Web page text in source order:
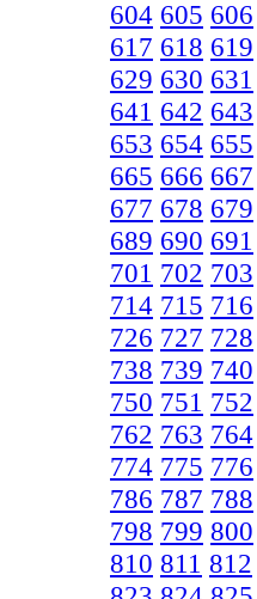
604 605 606
617 618 619
629 630 631
641 642 643
653 654 655
665 666 667
677 678 679
689 690 691
701 702 703
714 715 716
726 727 728
738 739 740
750 751 752
762 763 764
774 775 776
786 787 788
798 799 800
810 811 812